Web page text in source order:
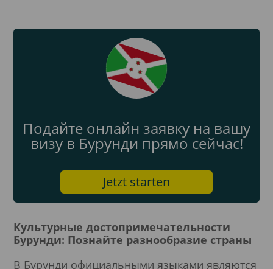
Подайте онлайн заявку на вашу
визу в Бурунди прямо сейчас!
Jetzt starten
Культурные достопримечательности
Бурунди: Познайте разнообразие страны
В Бурунди официальными языками являются